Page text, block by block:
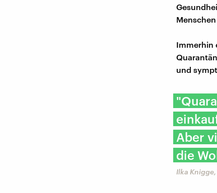
Immerhin
und
Aber
die
Ilka